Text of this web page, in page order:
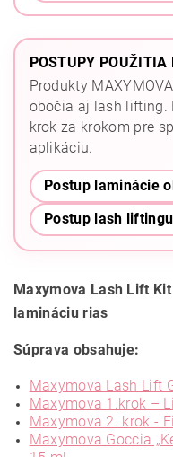
POSTUPY POUŽITIA
Produkty
obočia aj lash lifting.
krok za krokom pre
aplikáciu.
Postup laminácie
Postup lash liftingu
Maxymova Lash Lift
lamináciu rias
Súprava obsahuje:
Maxymova Lash Lift
Maxymova 1.krok –
Maxymova 2. krok -
Maxymova Goccia